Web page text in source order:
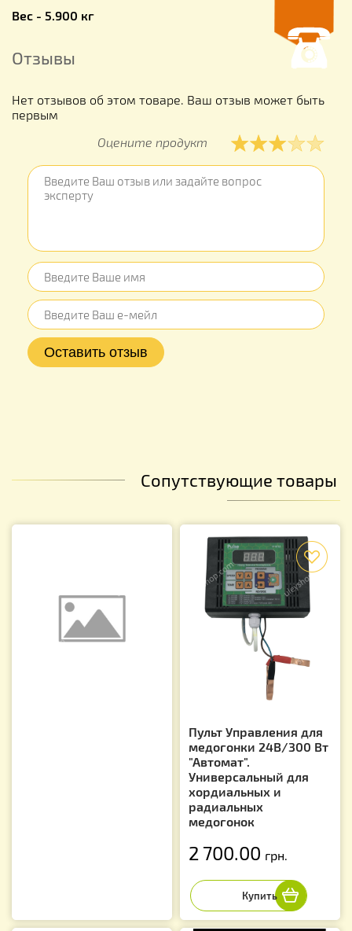
Вес - 5.900 кг
Отзывы
Нет отзывов об этом товаре. Ваш отзыв может быть
первым
Оцените продукт
Сопутствующие товары
Пульт Управления для
медогонки 24В/300 Вт
"Автомат".
Универсальный для
хордиальных и
радиальных
медогонок
2 700.00 грн.